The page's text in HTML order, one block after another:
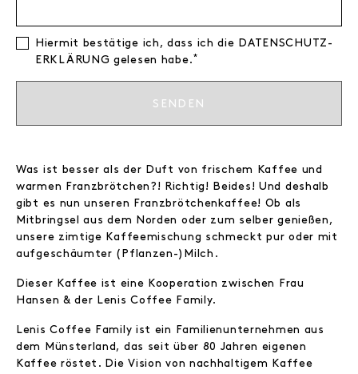
Hiermit bestätige ich, dass ich die
DATEN­SCHUTZ­
ERKLÄRUNG gelesen habe. *
SENDEN
Was ist besser als der Duft von frischem Kaffee und
warmen Franzbrötchen?! Richtig! Beides! Und deshalb
gibt es nun unseren Franzbrötchenkaffee! Ob als
Mitbringsel aus dem Norden oder zum selber genießen,
unsere zimtige Kaffeemischung schmeckt pur oder mit
aufgeschäumter (Pflanzen-)Milch.
Dieser Kaffee ist eine Kooperation zwischen Frau
Hansen & der Lenis Coffee Family.
Lenis Coffee Family ist ein Familienunternehmen aus
dem Münsterland, das seit über 80 Jahren eigenen
Kaffee röstet. Die Vision von nachhaltigem Kaffee